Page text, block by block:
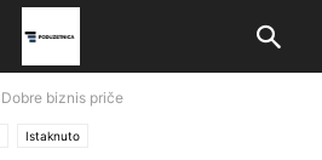
Dobre biznis priče
Istaknuto